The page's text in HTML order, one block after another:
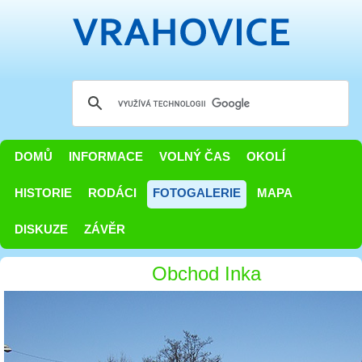
DOMŮ INFORMACE VOLNÝ ČAS OKOLÍ
HISTORIE RODÁCI FOTOGALERIE MAPA
DISKUZE ZÁVĚR
Obchod Inka